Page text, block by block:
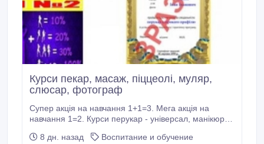
Курси пекар, масаж, піццеолі, муляр,
слюсар, фотограф
Супер акція на навчання 1+1=3. Мега акція на
навчання 1=2. Курси перукар - універсал, манікюр і
нарощування вій, тату, маркетинг, логістика,
8 дн. назад
Воспитание и обучение